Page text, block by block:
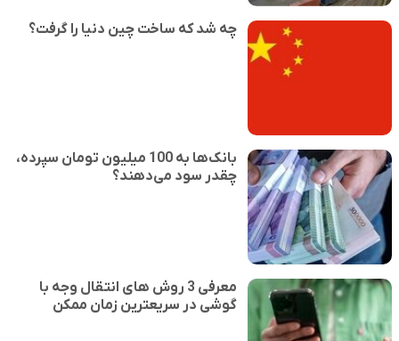
چه شد که ساخت چین دنیا را گرفت؟
بانک‌ها به 100 میلیون تومان سپرده،
چقدر سود می‌دهند؟
معرفی 3 روش های انتقال وجه با
گوشی در سریعترین زمان ممکن